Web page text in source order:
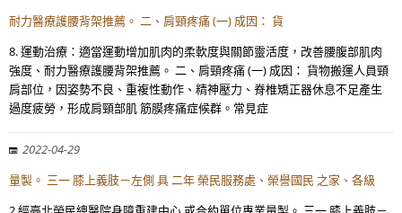
耐力醫療護腰背架推薦。 二、肩頸疼痛 (一) 成因： 貨
8. 運動治療：適當運動增加肌肉的柔軟度與關節靈活度，改善腰腹部肌肉
強度、耐力醫療護腰背架推薦。 二、肩頸疼痛 (一) 成因： 貨物搬運人員頸
肩部位，因姿勢不良、重複性動作、精神壓力、脊椎矯正器休息不足產生
過度疲勞，形成肩頸部肌 筋膜疼痛症候群。常見症
2022-04-29
量製。 三一 膝上義肢－左側 具 二年 榮民服務處、榮譽國民 之家、各級